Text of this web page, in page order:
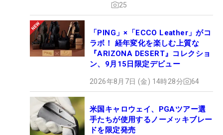
25
「PING」×「ECCO Leather」がコ
ラボ！ 経年変化を楽しむ上質な
『ARIZONA DESERT』コレクショ
ン、9月15日限定デビュー
2026年8月7日 (金) 14時28分 64
米国キャロウェイ、PGAツアー選
手たちが使用するノーメッキブレー
ドを限定発売